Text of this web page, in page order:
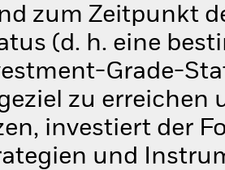
zum Zeitpunkt
(d. h. eine
Grade-
zu erreichen
investiert der
und